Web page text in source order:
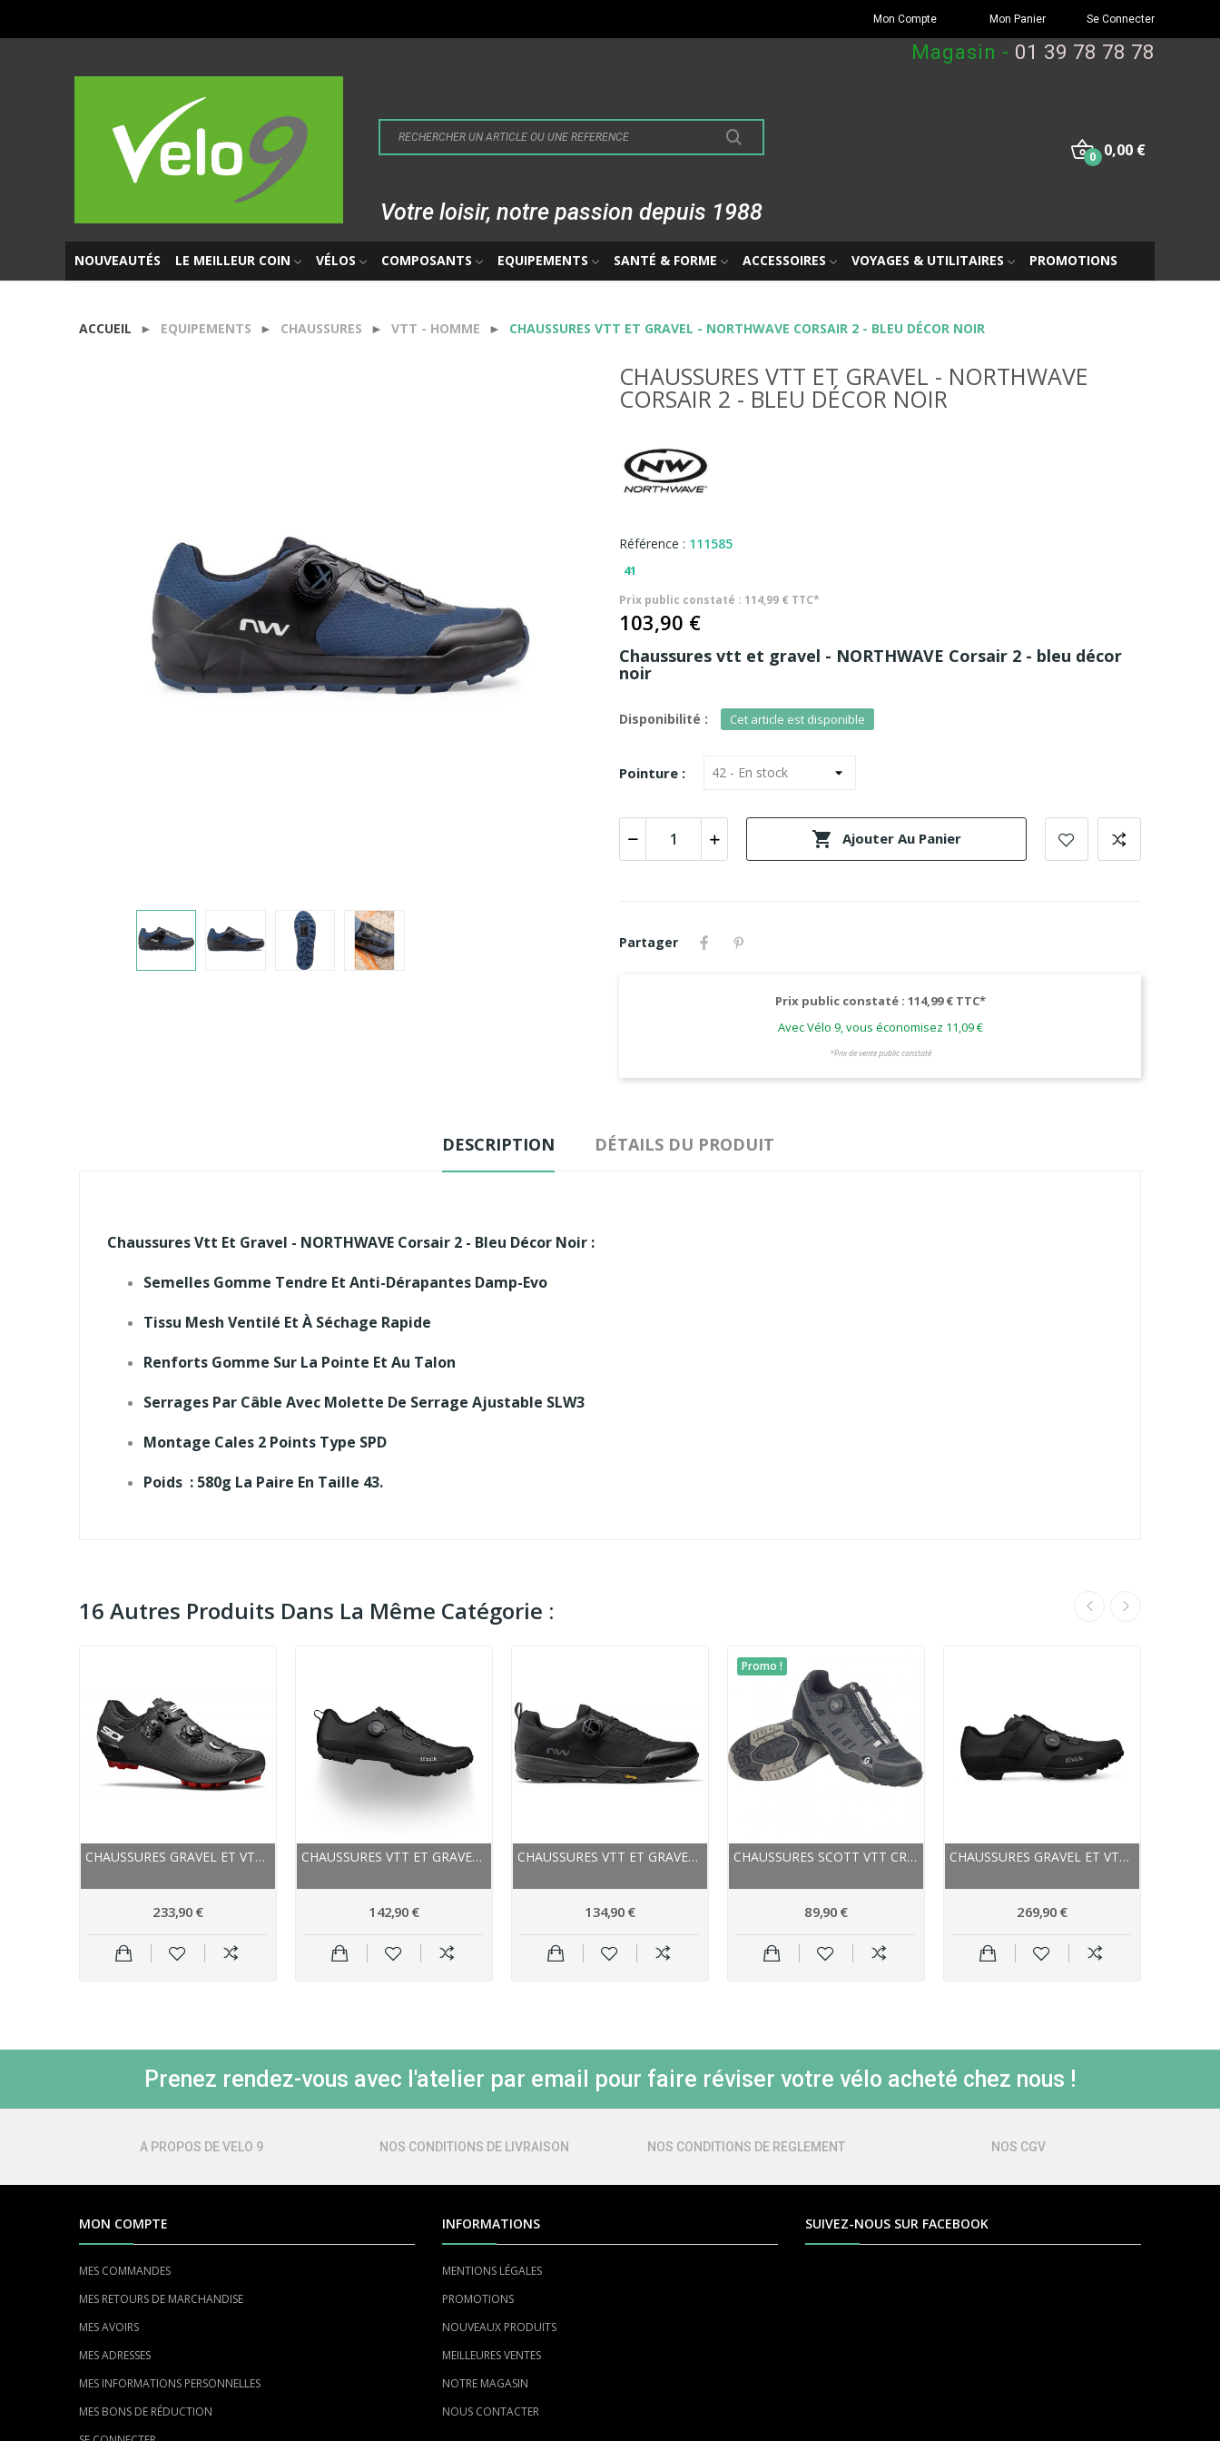
Mon Compte Mon Panier Se Connecter
Magasin - 01 39 78 78 78
Votre loisir, notre passion depuis 1988
0,00 €
0
NOUVEAUTÉS LE MEILLEUR COIN VÉLOS COMPOSANTS EQUIPEMENTS SANTÉ & FORME ACCESSOIRES VOYAGES & UTILITAIRES PROMOTIONS
ACCUEIL EQUIPEMENTS CHAUSSURES VTT - HOMME CHAUSSURES VTT ET GRAVEL - NORTHWAVE CORSAIR 2 - BLEU DÉCOR NOIR
CHAUSSURES VTT ET GRAVEL - NORTHWAVE
CORSAIR 2 - BLEU DÉCOR NOIR
Référence : 111585
41
Prix public constaté : 114,99 € TTC*
103,90 €
Chaussures vtt et gravel - NORTHWAVE Corsair 2 - bleu décor
noir
Disponibilité : Cet article est disponible
Pointure :
 Ajouter Au Panier
Partager
Prix public constaté : 114,99 € TTC*
Avec Vélo 9, vous économisez 11,09 €
*Prix de vente public constaté
DESCRIPTION DÉTAILS DU PRODUIT
Chaussures Vtt Et Gravel - NORTHWAVE Corsair 2 - Bleu Décor Noir :
Semelles Gomme Tendre Et Anti-Dérapantes Damp-Evo
Tissu Mesh Ventilé Et À Séchage Rapide
Renforts Gomme Sur La Pointe Et Au Talon
Serrages Par Câble Avec Molette De Serrage Ajustable SLW3
Montage Cales 2 Points Type SPD
Poids : 580g La Paire En Taille 43.
16 Autres Produits Dans La Même Catégorie :
CHAUSSURES GRAVEL ET VTT - SIDI EAGLE 10 - NOIR...
233,90 €
CHAUSSURES VTT ET GRAVEL - FIZIK TERRA ATLAS -...
142,90 €
CHAUSSURES VTT ET GRAVEL - NORTHWAVE ROCKIT...
134,90 €
CHAUSSURES SCOTT VTT CRUS-R BOA GRIS...
89,90 €
Promo !
CHAUSSURES GRAVEL ET VTT - FIZIK VENTO FEROX...
269,90 €
Prenez rendez-vous avec l'atelier par email pour faire réviser votre vélo acheté chez nous !
A PROPOS DE VELO 9 NOS CONDITIONS DE LIVRAISON NOS CONDITIONS DE REGLEMENT NOS CGV
MON COMPTE
MES COMMANDES
MES RETOURS DE MARCHANDISE
MES AVOIRS
MES ADRESSES
MES INFORMATIONS PERSONNELLES
MES BONS DE RÉDUCTION
INFORMATIONS
MENTIONS LÉGALES
PROMOTIONS
NOUVEAUX PRODUITS
MEILLEURES VENTES
NOTRE MAGASIN
NOUS CONTACTER
SUIVEZ-NOUS SUR FACEBOOK